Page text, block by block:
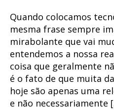
Quando colocamos
mesma frase sempre
mirabolante que vai
entendemos a nossa
coisa que geralmente
é o fato de que muita
hoje são apenas uma
e não necessariamente